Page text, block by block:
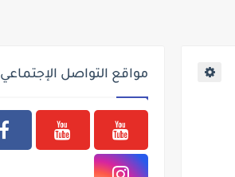
مواقع التواصل الإجتماعي